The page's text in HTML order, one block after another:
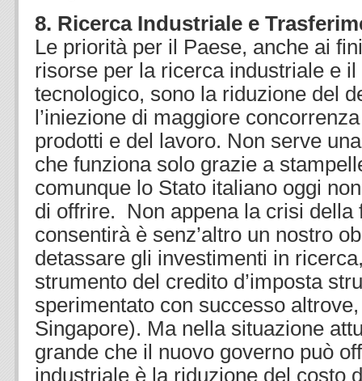
8. Ricerca Industriale e
Le priorità per il Paese, anche ai
risorse per la ricerca industriale e
tecnologico, sono la riduzione del
l’iniezione di maggiore
prodotti e del lavoro. Non serve
che funziona solo grazie a
comunque lo Stato italiano oggi
di offrire. Non appena la crisi della
consentirà è senz’altro un nostro
detassare gli investimenti in
strumento del credito d’imposta
sperimentato con successo
Singapore). Ma nella situazione
grande che il nuovo governo può
industriale è la riduzione del costo